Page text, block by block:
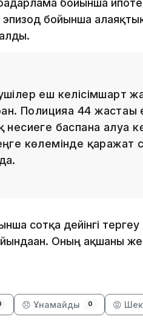
бойынша
бойынша
еш келісімшарт
Полицияға 44
несиеге баспана
көлемінде қаражат
сотқа дейінгі тергеу
Оның ақшаны
😞 Ұнамайды 0 😡